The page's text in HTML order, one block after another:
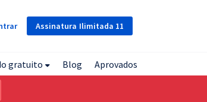
Assinatura Ilimitada 11
gratuito Blog Aprovados